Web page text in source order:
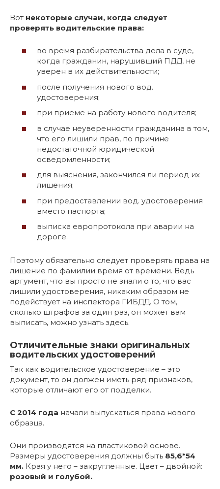
Вот некоторые случаи, когда следует
проверять водительские права:
во время разбирательства дела в суде,
когда гражданин, нарушивший ПДД, не
уверен в их действительности;
после получения нового вод.
удостоверения;
при приеме на работу нового водителя;
в случае неуверенности гражданина в том,
что его лишили прав, по причине
недостаточной юридической
осведомленности;
для выяснения, закончился ли период их
лишения;
при предоставлении вод. удостоверения
вместо паспорта;
выписка европротокола при аварии на
дороге.
Поэтому обязательно следует проверять права на
лишение по фамилии время от времени. Ведь
аргумент, что вы просто не знали о то, что вас
лишили удостоверения, никаким образом не
подействует на инспектора ГИБДД. О том,
сколько штрафов за один раз, он может вам
выписать, можно узнать здесь.
Отличительные знаки оригинальных
водительских удостоверений
Так как водительское удостоверение – это
документ, то он должен иметь ряд признаков,
которые отличают его от подделки.
С 2014 года начали выпускаться права нового
образца.
Они производятся на пластиковой основе.
Размеры удостоверения должны быть 85,6*54
мм. Края у него – закругленные. Цвет – двойной:
розовый и голубой.